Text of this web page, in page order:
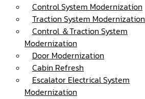
Control System Modernization
Traction System Modernization
Control ＆Traction System
Modernization
Door Modernization
Cabin Refresh
Escalator Electrical System
Modernization